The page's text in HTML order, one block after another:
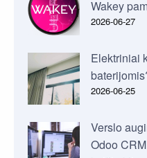
Wakey
2026-06-27
Elektriniai
2026-06-25
Verslo
Odoo